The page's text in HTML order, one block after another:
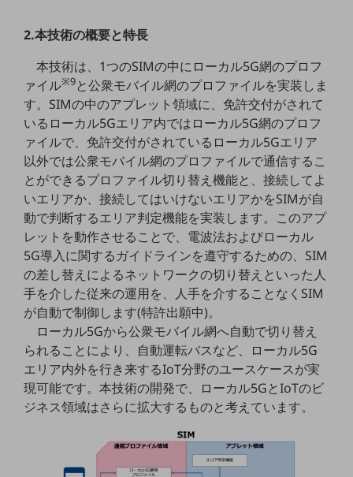
一次産業
医療・介護
モビリティ
製造・建設業
小売業
キーワードで探す
モバイルTOP
法人向けスマホ・携帯に関する、
おすすめの機種、料金やサービスをご紹介
製品
製品TOP
ビジネス向けスマートフォン
2.本技術の概要と特長
本技術は、1つのSIMの中にローカル5G網のプロフ
ァイル※9と公衆モバイル網のプロファイルを実装しま
す。SIMの中のアプレット領域に、免許交付がされて
いるローカル5Gエリア内ではローカル5G網のプロフ
ァイルで、免許交付がされているローカル5Gエリア
以外では公衆モバイル網のプロファイルで通信するこ
とができるプロファイル切り替え機能と、接続してよ
いエリアか、接続してはいけないエリアかをSIMが自
動で判断するエリア判定機能を実装します。このアプ
レットを動作させることで、電波法およびローカル
5G導入に関するガイドラインを遵守するための、SIM
の差し替えによるネットワークの切り替えといった人
手を介した従来の運用を、人手を介することなくSIM
が自動で制御します(特許出願中)。
ローカル5Gから公衆モバイル網へ自動で切り替え
られることにより、自動運転バスなど、ローカル5G
エリア内外を行き来するIoT分野のユースケースが実
現可能です。本技術の開発で、ローカル5GとIoTのビ
ジネス領域はさらに拡大するものと考えています。